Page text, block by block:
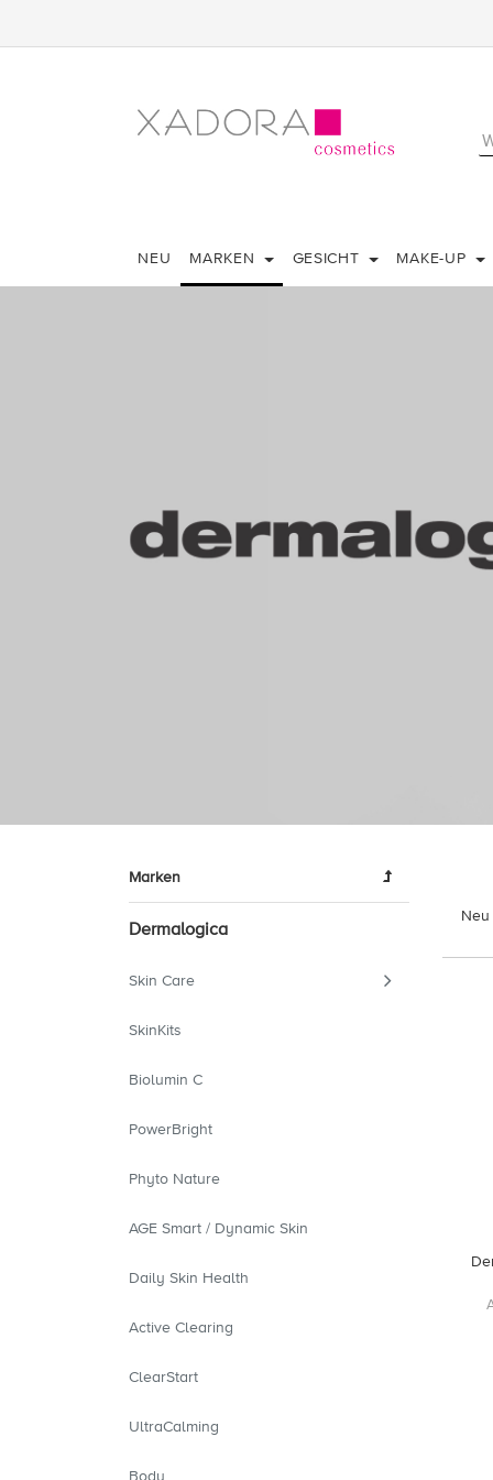
NEU MARKEN GESICHT MAKE-UP
Marken
Dermalogica
Skin Care
SkinKits
Biolumin C
PowerBright
Phyto Nature
AGE Smart / Dynamic Skin
Daily Skin Health
Active Clearing
ClearStart
UltraCalming
Body